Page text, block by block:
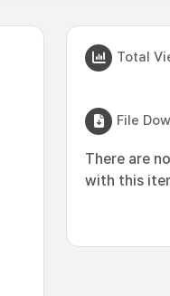
Total
File
There are
with this